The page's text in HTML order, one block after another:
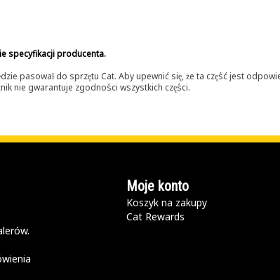
specyfikacji producenta.
pasował do sprzętu Cat. Aby upewnić się, że ta część jest
nie gwarantuje zgodności wszystkich części.
Moje konto
Koszyk na zakupy
Cat Rewards